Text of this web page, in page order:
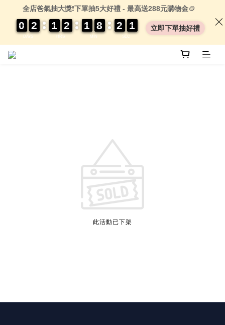
此活動已下架
全店爸氣抽大獎❗下單抽5大好禮 - 最高送288元購物金🪙
DAYS
0
0
0
0 2
2
2
2
HRS
1
1
1
1 2
2
2
2
MIN
1
1
1
1 8
8
8
8
SEC
2
2
2
2 0
0
1
1
1
1 立即下單抽好禮